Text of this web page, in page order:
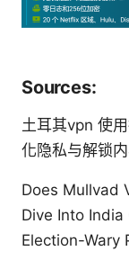
Sources:
土耳其vpn 使
化隐私与解锁
Does Mullvad
Dive Into
Election-Wary